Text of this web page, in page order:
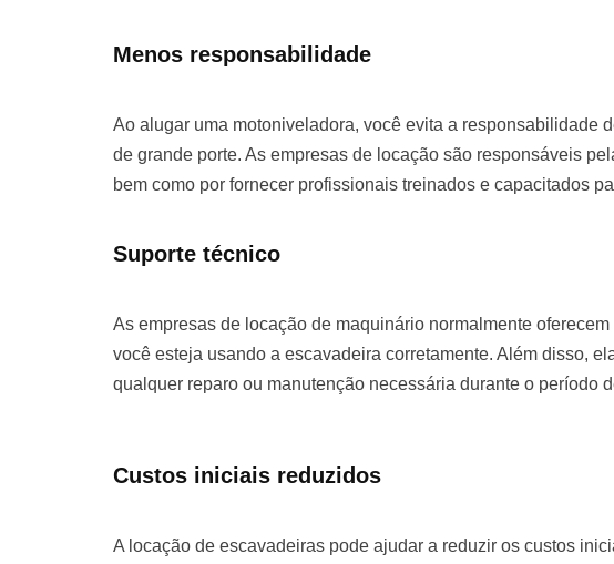
Menos responsabilidade
Ao alugar uma motoniveladora, você evita a responsabilidade
de grande porte. As empresas de locação são responsáveis
bem como por fornecer profissionais treinados e capacitados
Suporte técnico
As empresas de locação de maquinário normalmente
você esteja usando a escavadeira corretamente. Além disso,
qualquer reparo ou manutenção necessária durante o período
Custos iniciais reduzidos
A locação de escavadeiras pode ajudar a reduzir os custos